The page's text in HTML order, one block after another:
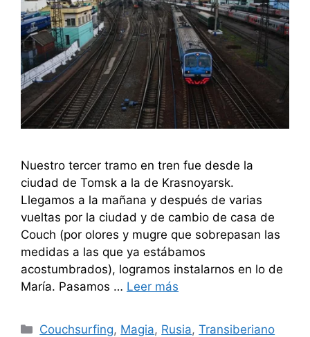
Nuestro tercer tramo en tren fue desde la
ciudad de Tomsk a la de Krasnoyarsk.
Llegamos a la mañana y después de varias
vueltas por la ciudad y de cambio de casa de
Couch (por olores y mugre que sobrepasan las
medidas a las que ya estábamos
acostumbrados), logramos instalarnos en lo de
María. Pasamos … Leer más
Categorías
Couchsurfing, Magia, Rusia,Transiberiano